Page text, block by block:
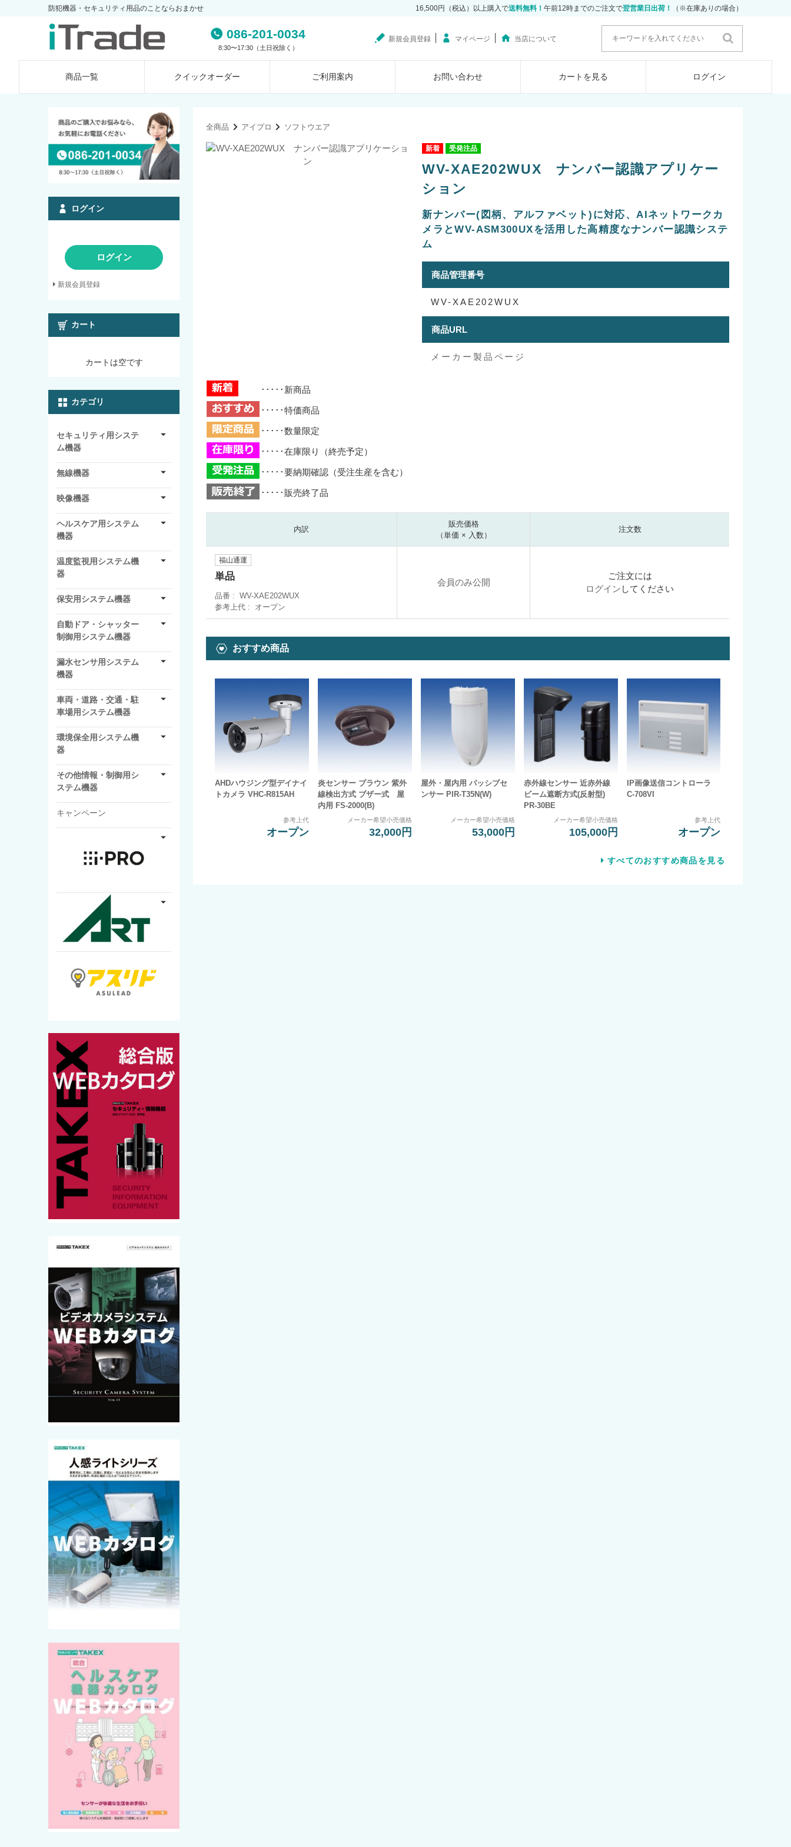
防犯機器・セキュリティ用品のことならおまかせ 16,500円（税込）以上購入で送料無料！ 午前12時までのご注文で翌営業日出荷！ （※在庫ありの場合）
086-201-0034
8:30〜17:30（土日祝除く）
新規会員登録 マイページ 当店について
商品一覧 クイックオーダー ご利用案内 お問い合わせ カートを見る ログイン
全商品 アイプロ ソフトウエア
受発注品
WV-XAE202WUX ナンバー認識アプリケー
ション
新ナンバー(図柄、アルファベット)に対応、AIネットワークカ
メラとWV-ASM300UXを活用した高精度なナンバー認識システ
ム
商品管理番号
WV-XAE202WUX
商品URL
メーカー製品ページ
･････新商品
･････特価商品
･････数量限定
･････在庫限り（終売予定）
･････要納期確認（受注生産を含む）
･････販売終了品
内訳
販売価格
（単価 × 入数）
注文数
福山通運
単品
品番
WV-XAE202WUX
参考上代
オープン
会員のみ公開
ご注文には
ログイン してください
おすすめ商品
AHDハウジング型デイナイ
トカメラ VHC-R815AH
参考上代
オープン
炎センサー ブラウン 紫外
線検出方式 ブザー式 屋
内用 FS-2000(B)
メーカー希望小売価格
32,000円
屋外・屋内用 パッシブセ
ンサー PIR-T35N(W)
メーカー希望小売価格
53,000円
赤外線センサー 近赤外線
ビーム遮断方式(反射型)
PR-30BE
メーカー希望小売価格
105,000円
IP画像送信コントローラ
C-708VI
参考上代
オープン
すべてのおすすめ商品を見る
ログイン
ログイン
新規会員登録
カート
カートは空です
カテゴリ
セキュリティ用システ
ム機器
無線機器
映像機器
ヘルスケア用システム
機器
温度監視用システム機
器
保安用システム機器
自動ドア・シャッター
制御用システム機器
漏水センサ用システム
機器
車両・道路・交通・駐
車場用システム機器
環境保全用システム機
器
その他情報・制御用シ
ステム機器
キャンペーン